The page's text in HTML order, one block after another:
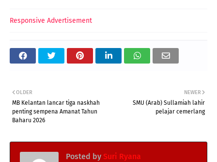
Responsive Advertisement
NEWER
SMU (Arab) Sullamiah lahir
pelajar cemerlang
OLDER
MB Kelantan lancar tiga naskhah
penting sempena Amanat Tahun
Baharu 2026
Posted by Suri Ryana